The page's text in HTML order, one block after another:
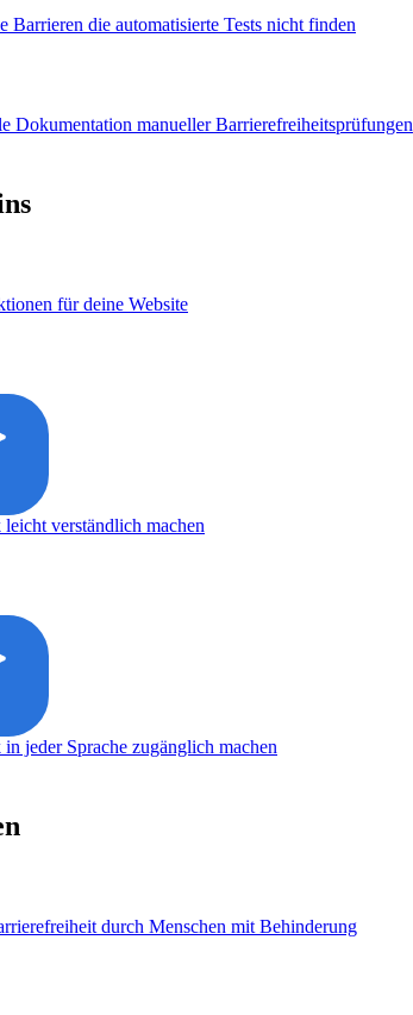
Barrieren die automatisierte Tests nicht finden
Dokumentation manueller Barrierefreiheitsprüfungen
für deine Website
verständlich machen
jeder Sprache zugänglich machen
durch Menschen mit Behinderung